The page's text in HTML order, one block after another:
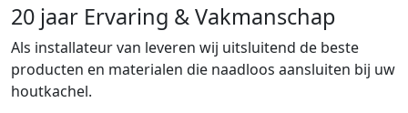
20 jaar Ervaring & Vakmanschap
Als installateur van leveren wij uitsluitend de beste
producten en materialen die naadloos aansluiten bij uw
houtkachel.